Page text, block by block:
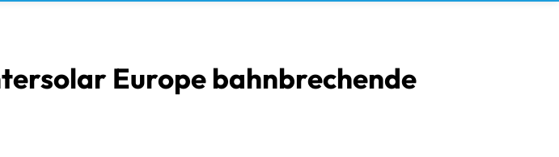
Europe bahnbrechende